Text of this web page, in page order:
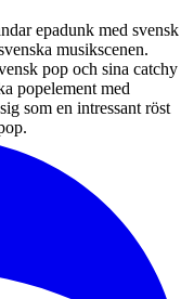
epadunk med svensk
musikscenen.
pop och sina catchy
popelement med
som en intressant röst